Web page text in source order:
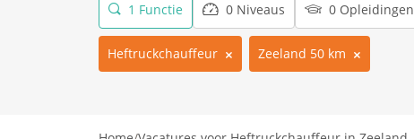
1 Functie 0 Niveaus 0 Opleidingen
Heftruckchauffeur Zeeland 50 km